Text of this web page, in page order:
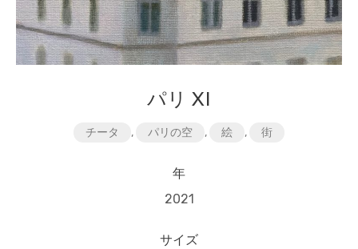
パリ XI
チータ , パリの空 , 絵 , 街
年
2021
サイズ